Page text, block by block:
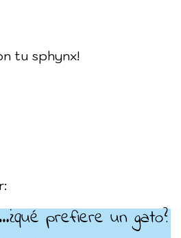
tu sphynx!
prefiere un gato?